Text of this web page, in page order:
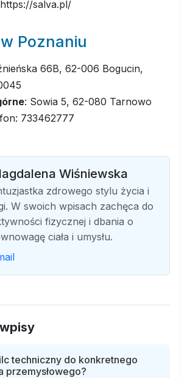
salva.pl/
Poznaniu
66B, 62-006 Bogucin,
: Sowia 5, 62-080 Tarnowo
733462777
Wiśniewska
zdrowego stylu życia i
W swoich wpisach zachęca do
fizycznej i dbania o
ciała i umysłu.
techniczny do konkretnego
przemysłowego?